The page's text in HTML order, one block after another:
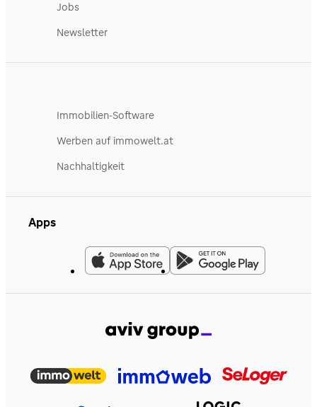
Jobs
Newsletter
Immobilien-Software
Werben auf immowelt.at
Nachhaltigkeit
Apps